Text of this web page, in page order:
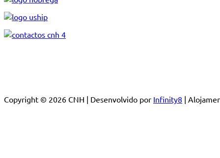
Copyright © 2026 CNH | Desenvolvido por Infinity8 |